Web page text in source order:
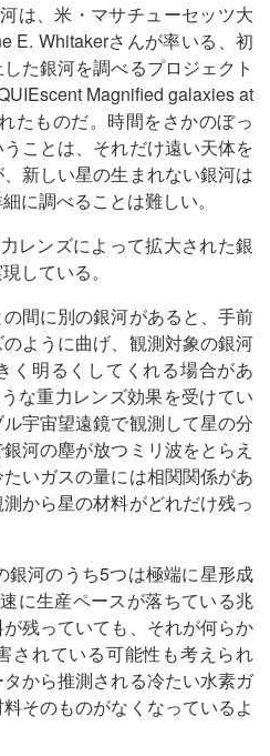
は、米・マサチューセッツ大
E. Whitakerさんが率いる、初
た銀河を調べるプロジェクト
Magnified galaxies at
たものだ。時間をさかのぼっ
ことは、それだけ遠い天体を
新しい星の生まれない銀河は
に調べることは難しい。
レンズによって拡大された銀
している。
間に別の銀河があると、手前
ように曲げ、観測対象の銀河
く明るくしてくれる場合があ
な重力レンズ効果を受けてい
宇宙望遠鏡で観測して星の分
河の塵が放つミリ波をとらえ
いガスの量には相関関係があ
から星の材料がどれだけ残っ
銀河のうち5つは極端に星形成
に生産ペースが落ちている兆
残っていても、それが何らか
されている可能性も考えられ
から推測される冷たい水素ガ
そのものがなくなっているよ